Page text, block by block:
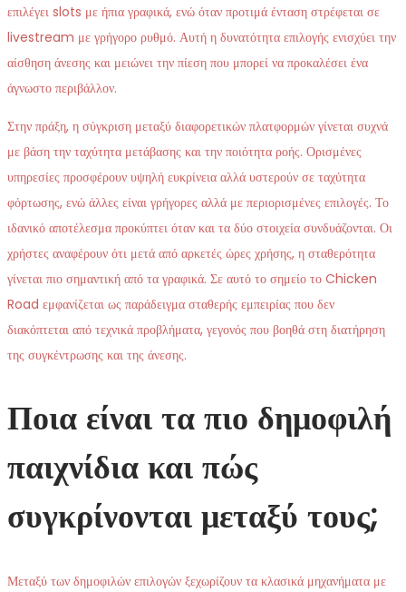
επιλέγει slots με ήπια γραφικά, ενώ όταν προτιμά ένταση στρέφεται σε
livestream με γρήγορο ρυθμό. Αυτή η δυνατότητα επιλογής ενισχύει την
αίσθηση άνεσης και μειώνει την πίεση που μπορεί να προκαλέσει ένα
άγνωστο περιβάλλον.
Στην πράξη, η σύγκριση μεταξύ διαφορετικών πλατφορμών γίνεται συχνά
με βάση την ταχύτητα μετάβασης και την ποιότητα ροής. Ορισμένες
υπηρεσίες προσφέρουν υψηλή ευκρίνεια αλλά υστερούν σε ταχύτητα
φόρτωσης, ενώ άλλες είναι γρήγορες αλλά με περιορισμένες επιλογές. Το
ιδανικό αποτέλεσμα προκύπτει όταν και τα δύο στοιχεία συνδυάζονται. Οι
χρήστες αναφέρουν ότι μετά από αρκετές ώρες χρήσης, η σταθερότητα
γίνεται πιο σημαντική από τα γραφικά. Σε αυτό το σημείο το Chicken
Road εμφανίζεται ως παράδειγμα σταθερής εμπειρίας που δεν
διακόπτεται από τεχνικά προβλήματα, γεγονός που βοηθά στη διατήρηση
της συγκέντρωσης και της άνεσης.
Ποια είναι τα πιο δημοφιλή
παιχνίδια και πώς
συγκρίνονται μεταξύ τους;
Μεταξύ των δημοφιλών επιλογών ξεχωρίζουν τα κλασικά μηχανήματα με